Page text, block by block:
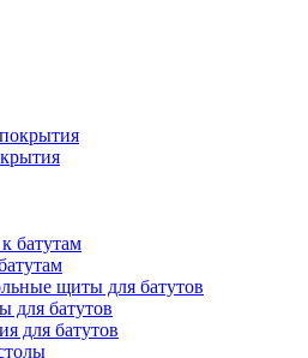
щиты для батутов
для батутов
для батутов